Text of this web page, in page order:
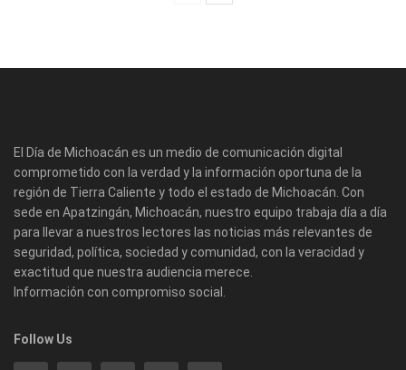
El Día de Michoacán es un medio de comunicación digital
comprometido con la verdad y la información oportuna de la
región de Tierra Caliente y todo el estado de Michoacán. Con
sede en Apatzingán, Michoacán, nuestro equipo trabaja día a día
para llevar a nuestros lectores las noticias más relevantes de
seguridad, política, sociedad y comunidad, con la veracidad y
exactitud que nuestra audiencia merece.
Información con compromiso social.
Follow Us